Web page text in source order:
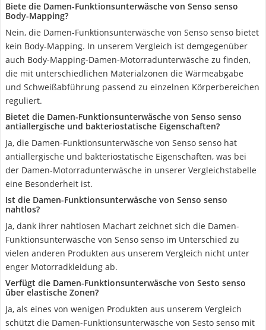
Biete die Damen-Funktionsunterwäsche von Senso senso
Body-Mapping?
Nein, die Damen-Funktionsunterwäsche von Senso senso bietet
kein Body-Mapping. In unserem Vergleich ist demgegenüber
auch Body-Mapping-Damen-Motorradunterwäsche zu finden,
die mit unterschiedlichen Materialzonen die Wärmeabgabe
und Schweißabführung passend zu einzelnen Körperbereichen
reguliert.
Bietet die Damen-Funktionsunterwäsche von Senso senso
antiallergische und bakteriostatische Eigenschaften?
Ja, die Damen-Funktionsunterwäsche von Senso senso hat
antiallergische und bakteriostatische Eigenschaften, was bei
der Damen-Motorradunterwäsche in unserer Vergleichstabelle
eine Besonderheit ist.
Ist die Damen-Funktionsunterwäsche von Senso senso
nahtlos?
Ja, dank ihrer nahtlosen Machart zeichnet sich die Damen-
Funktionsunterwäsche von Senso senso im Unterschied zu
vielen anderen Produkten aus unserem Vergleich nicht unter
enger Motorradkleidung ab.
Verfügt die Damen-Funktionsunterwäsche von Sesto senso
über elastische Zonen?
Ja, als eines von wenigen Produkten aus unserem Vergleich
schützt die Damen-Funktionsunterwäsche von Sesto senso mit